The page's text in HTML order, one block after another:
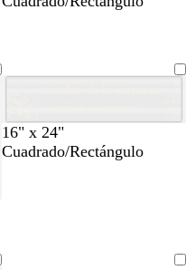
c
r
c
r
c
r
g
r
u
v
e
i
16" x 24"
Cuadrado/Rectángulo